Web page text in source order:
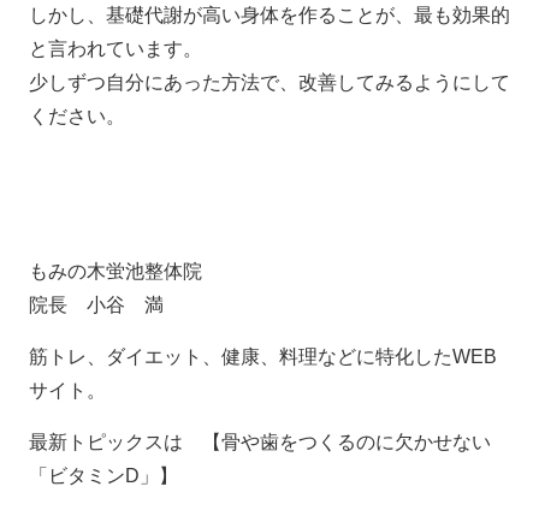
しかし、基礎代謝が高い身体を作ることが、最も効果的
と言われています。
少しずつ自分にあった方法で、改善してみるようにして
ください。
もみの木蛍池整体院
院長 小谷 満
筋トレ、ダイエット、健康、料理などに特化したWEB
サイト。
最新トピックスは 【骨や歯をつくるのに欠かせない
「ビタミンD」】